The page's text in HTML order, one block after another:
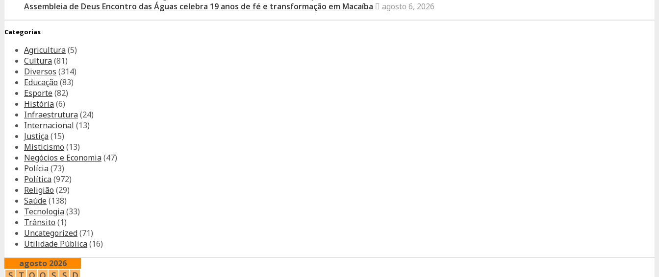
Assembleia de Deus Encontro das Águas celebra 19 anos de fé e transformação em Macaíba
agosto 6, 2026
Categorias
Agricultura(5)
Cultura(81)
Diversos (314)
Educação (83)
Esporte(82)
História(6)
Infraestrutura(24)
Internacional (13)
Justiça(15)
Misticismo (13)
Negócios e Economia(47)
Polícia(73)
Política(972)
Religião (29)
Saúde(138)
Tecnologia(33)
Trânsito (1)
Uncategorized(71)
Utilidade Pública(16)
agosto 2026